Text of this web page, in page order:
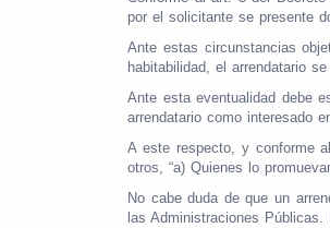
por el solicitante se presente
Ante estas circunstancias
habitabilidad, el arrendatario
Ante esta eventualidad debe
arrendatario como interesado
A este respecto, y conforme
otros, “a) Quienes lo
No cabe duda de que un
las Administraciones